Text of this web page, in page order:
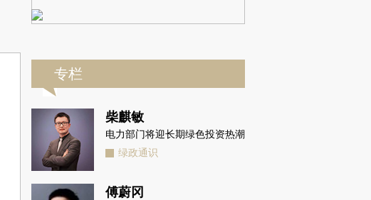
专栏
柴麒敏
电力部门将迎长期绿色投资热潮
绿政通识
傅蔚冈